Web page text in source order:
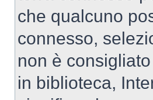
che qualcuno
connesso,
non è
in biblioteca,